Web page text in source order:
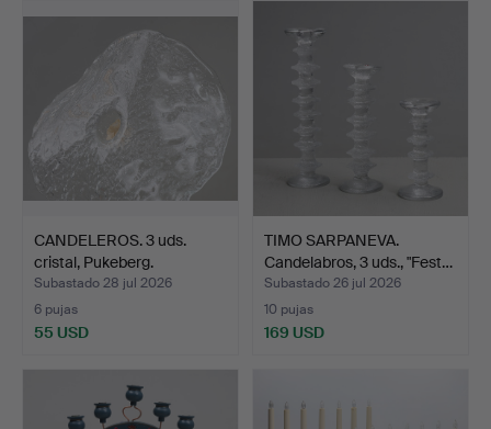
CANDELEROS. 3 uds.
cristal, Pukeberg.
Subastado 28 jul 2026
6 pujas
55 USD
TIMO SARPANEVA.
Candelabros, 3 uds., "Fest…
Subastado 26 jul 2026
10 pujas
169 USD